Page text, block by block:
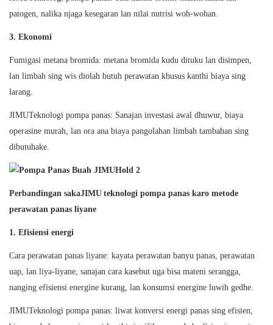
patogen, nalika njaga kesegaran lan nilai nutrisi woh-wohan.
3. Ekonomi
Fumigasi metana bromida: metana bromida kudu dituku lan disimpen,
lan limbah sing wis diolah butuh perawatan khusus kanthi biaya sing
larang.
JIMUTeknologi pompa panas: Sanajan investasi awal dhuwur, biaya
operasine murah, lan ora ana biaya pangolahan limbah tambahan sing
dibutuhake.
Perbandingan sakaJIMU teknologi pompa panas karo metode
perawatan panas liyane
1. Efisiensi energi
Cara perawatan panas liyane: kayata perawatan banyu panas, perawatan
uap, lan liya-liyane, sanajan cara kasebut uga bisa mateni serangga,
nanging efisiensi energine kurang, lan konsumsi energine luwih gedhe.
JIMUTeknologi pompa panas: liwat konversi energi panas sing efisien,